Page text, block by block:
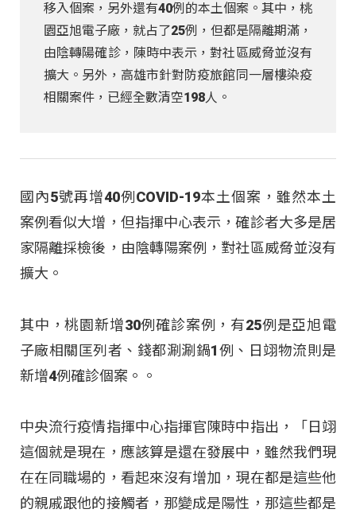
移入個案，另外還有40例的本土個案。其中，桃
園亞旭電子廠，就占了25例，但都是隔離期滿，
由陰轉陽確診，陳時中表示，對社區威脅並沒有
擴大。另外，高雄市針對防疫旅館同一層樓染疫
相關案件，已經全數清空198人。
國內5號再增40例COVID-19本土個案，雖然本土
案例看似大增，但指揮中心表示，確診者大多是居
家隔離採檢後，由陰轉陽案例，對社區威脅並沒有
擴大。
其中，桃園新增30例確診案例，有25例是亞旭電
子廠相關匡列者、錢都涮涮鍋1例、日翊物流則是
新增4例確診個案。。
中央流行疫情指揮中心指揮官陳時中指出，「日翊
這個就是現在，應該算是還在發展中，雖然我們現
在在同職場的，看起來沒有增加，現在都是這些他
的親戚跟他的接觸者，那變成是陽性，那這些都是